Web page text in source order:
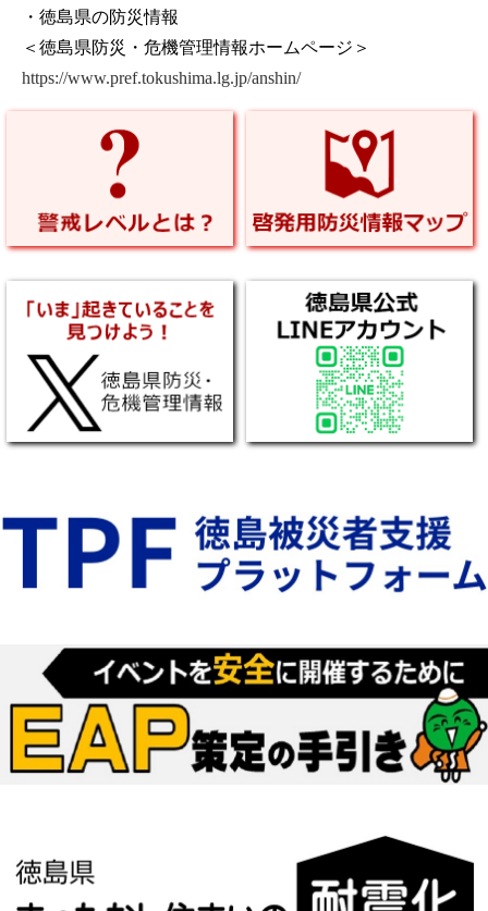
・徳島県の防災情報
＜徳島県防災・危機管理情報ホームページ＞
https://www.pref.tokushima.lg.jp/anshin/